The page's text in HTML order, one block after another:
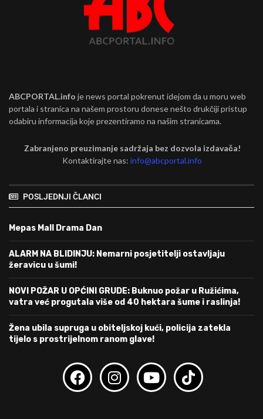
ABCPORTAL.info je news portal pokrenut idejom da u moru web
portala i stranica na našem prostoru donese nešto drukčiji pristup
odabiru informacija koje prezentiramo na našim stranicama.
Zabranjeno preuzimanje sadržaja bez dozvola izdavača!
Kontaktirajte nas:info@abcportal.info
POSLJEDNJI ČLANCI
Mepas Mall Drama Dan
ALARM NA BLIDINJU: Nemarni posjetitelji ostavljaju
žeravicu u šumi!
NOVI POŽAR U OPĆINI GRUDE: Buknuo požar u Ružićima,
vatra već progutala više od 40 hektara šume i raslinja!
Žena ubila supruga u obiteljskoj kući, policija zatekla
tijelo s prostrijelnom ranom glave!